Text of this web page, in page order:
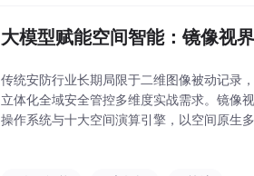
大模型赋能空间智能：镜像视
传统安防行业长期局限于二维图像被动记录
立体化全域安全管控多维度实战需求。镜像
操作系统与十大空间演算引擎，以空间原生